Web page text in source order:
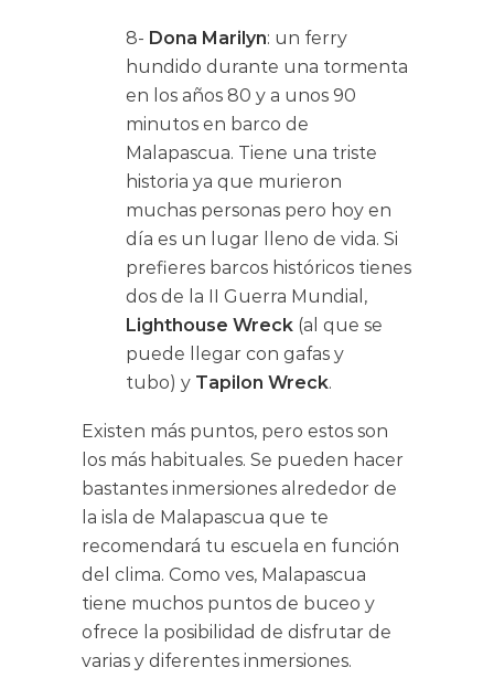
8- Dona Marilyn: un ferry
hundido durante una tormenta
en los años 80 y a unos 90
minutos en barco de
Malapascua. Tiene una triste
historia ya que murieron
muchas personas pero hoy en
día es un lugar lleno de vida. Si
prefieres barcos históricos tienes
dos de la II Guerra Mundial,
Lighthouse Wreck (al que se
puede llegar con gafas y
tubo) y Tapilon Wreck.
Existen más puntos, pero estos son
los más habituales. Se pueden hacer
bastantes inmersiones alrededor de
la isla de Malapascua que te
recomendará tu escuela en función
del clima. Como ves, Malapascua
tiene muchos puntos de buceo y
ofrece la posibilidad de disfrutar de
varias y diferentes inmersiones.